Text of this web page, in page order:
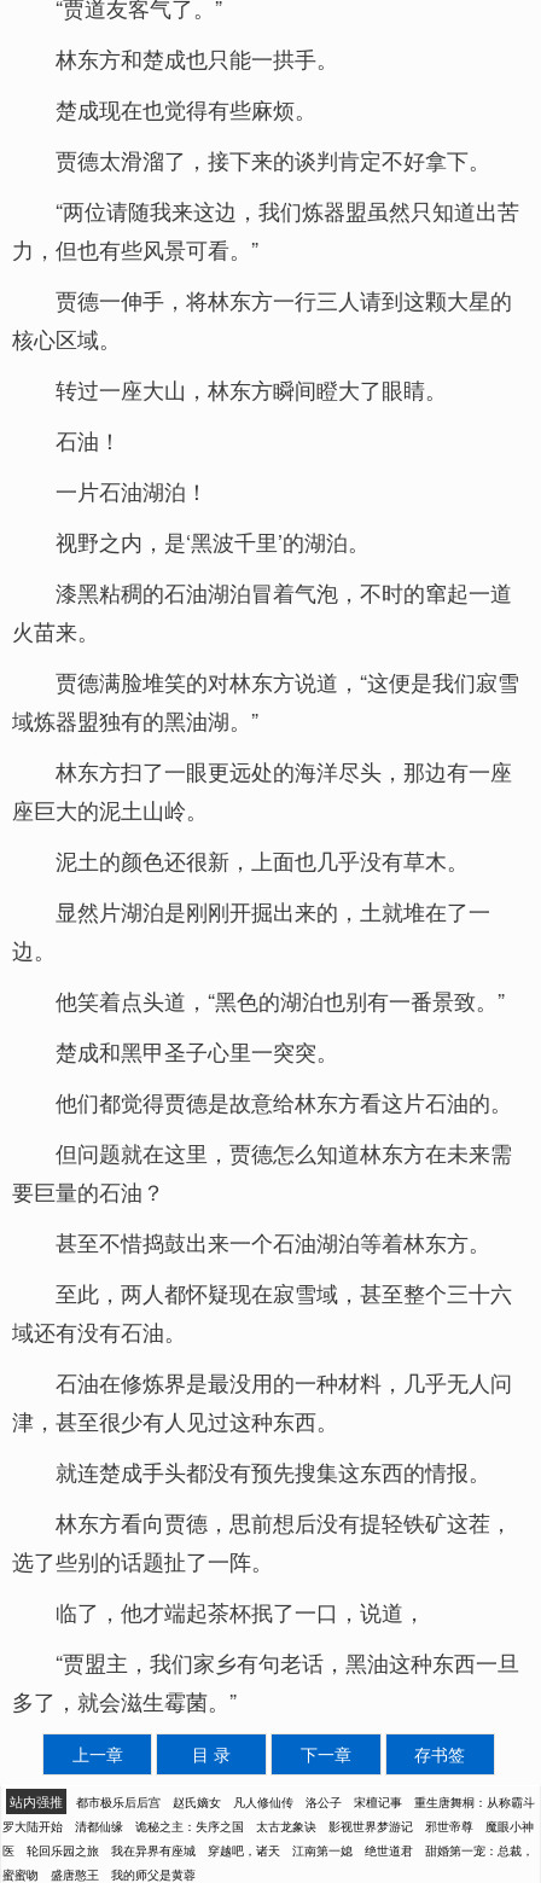
“贾道友客气了。”
林东方和楚成也只能一拱手。
楚成现在也觉得有些麻烦。
贾德太滑溜了，接下来的谈判肯定不好拿下。
“两位请随我来这边，我们炼器盟虽然只知道出苦
力，但也有些风景可看。”
贾德一伸手，将林东方一行三人请到这颗大星的
核心区域。
转过一座大山，林东方瞬间瞪大了眼睛。
石油！
一片石油湖泊！
视野之内，是‘黑波千里’的湖泊。
漆黑粘稠的石油湖泊冒着气泡，不时的窜起一道
火苗来。
贾德满脸堆笑的对林东方说道，“这便是我们寂雪
域炼器盟独有的黑油湖。”
林东方扫了一眼更远处的海洋尽头，那边有一座
座巨大的泥土山岭。
泥土的颜色还很新，上面也几乎没有草木。
显然片湖泊是刚刚开掘出来的，土就堆在了一
边。
他笑着点头道，“黑色的湖泊也别有一番景致。”
楚成和黑甲圣子心里一突突。
他们都觉得贾德是故意给林东方看这片石油的。
但问题就在这里，贾德怎么知道林东方在未来需
要巨量的石油？
甚至不惜捣鼓出来一个石油湖泊等着林东方。
至此，两人都怀疑现在寂雪域，甚至整个三十六
域还有没有石油。
石油在修炼界是最没用的一种材料，几乎无人问
津，甚至很少有人见过这种东西。
就连楚成手头都没有预先搜集这东西的情报。
林东方看向贾德，思前想后没有提轻铁矿这茬，
选了些别的话题扯了一阵。
临了，他才端起茶杯抿了一口，说道，
“贾盟主，我们家乡有句老话，黑油这种东西一旦
多了，就会滋生霉菌。”
上一章 目 录 下一章 存书签
站内强推 都市极乐后后宫 赵氏嫡女 凡人修仙传 洛公子 宋檀记事
重生唐舞桐：从称霸斗
罗大陆开始
清都仙缘 诡秘之主：失序之国 太古龙象诀 影视世界梦游记 邪世帝尊
魔眼小神
医
轮回乐园之旅 我在异界有座城 穿越吧，诸天 江南第一媳 绝世道君
甜婚第一宠：总裁，
蜜蜜吻
盛唐憨王 我的师父是黄蓉